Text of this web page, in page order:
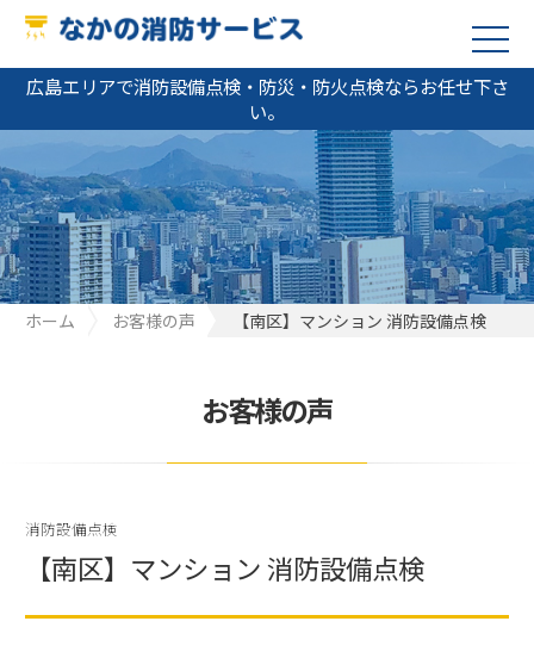
広島エリアで消防設備点検・防災・防火点検ならお任せ下さ
い。
ホーム お客様の声 【南区】マンション 消防設備点検
お客様の声
消防設備点検
【南区】マンション 消防設備点検